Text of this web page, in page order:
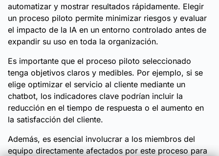
automatizar y mostrar resultados rápidamente. Elegir
un proceso piloto permite minimizar riesgos y evaluar
el impacto de la IA en un entorno controlado antes de
expandir su uso en toda la organización.
Es importante que el proceso piloto seleccionado
tenga objetivos claros y medibles. Por ejemplo, si se
elige optimizar el servicio al cliente mediante un
chatbot, los indicadores clave podrían incluir la
reducción en el tiempo de respuesta o el aumento en
la satisfacción del cliente.
Además, es esencial involucrar a los miembros del
equipo directamente afectados por este proceso para